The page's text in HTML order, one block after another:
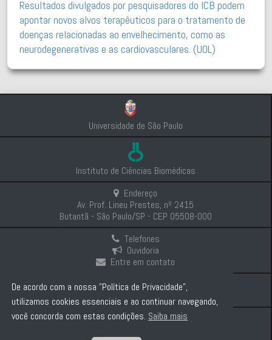
Resultados divulgados por pesquisadores do ICB podem
apontar novos alvos terapêuticos para o tratamento de
doenças relacionadas ao envelhecimento, como as
neurodegenerativas e as cardiovasculares. (UOL)
Universidade de São Paulo
Instituto de Ciências Biomédicas
Endereço
Av. Prof. Lineu Prestes, nº 2415
Butantã - São Paulo/SP - CEP 05508-000
Telefones
Ouvidoria
Entre em contato
Intranet
Comunicação e Imprensa
De acordo com a nossa "Política de Privacidade",
utilizamos cookies essenciais e ao continuar navegando,
você concorda com estas condições. Saiba mais